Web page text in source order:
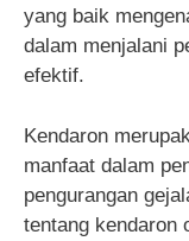
yang baik
dalam menjalani
efektif.
Kendaron
manfaat dalam
pengurangan
tentang kendaron